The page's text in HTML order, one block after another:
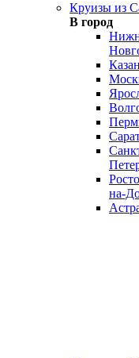
Круизы из
В город
на-